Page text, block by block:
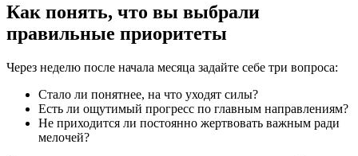
Как понять, что вы выбрали
правильные приоритеты
Через неделю после начала месяца задайте себе три вопроса:
Стало ли понятнее, на что уходят силы?
Есть ли ощутимый прогресс по главным направлениям?
Не приходится ли постоянно жертвовать важным ради
мелочей?